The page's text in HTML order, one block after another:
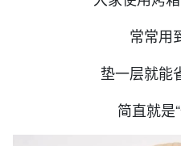
常常用
垫一层就能
简直就是